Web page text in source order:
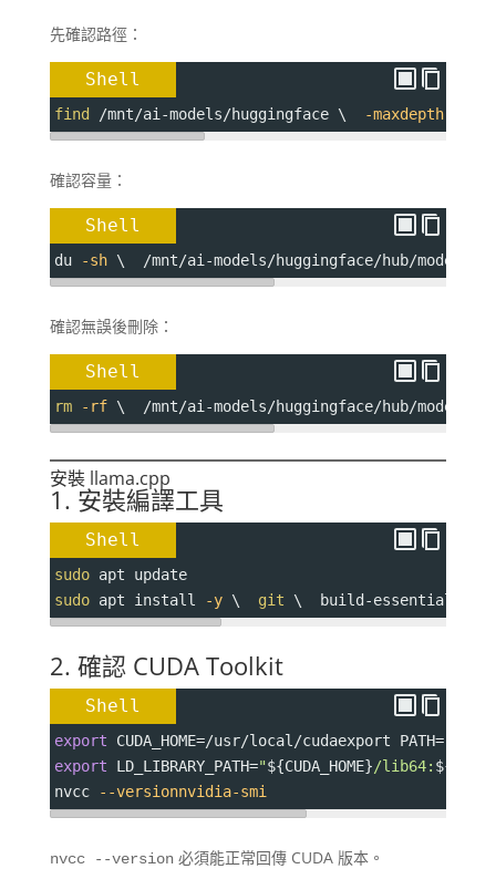
先確認路徑：
Shell
find /mnt/ai-models/huggingface \ -maxdepth
確認容量：
Shell
du -sh \  /mnt/ai-models/huggingface/hub/models--
確認無誤後刪除：
Shell
rm -rf \  /mnt/ai-models/huggingface/hub/models--
安裝 llama.cpp
1. 安裝編譯工具
Shell
sudo apt update
sudo apt install -y \ git \  build-essential \
2. 確認 CUDA Toolkit
Shell
export CUDA_HOME=/usr/local/cudaexport PATH="
export
LD_LIBRARY_PATH="${CUDA_HOME}/lib64:
nvcc
--versionnvidia-smi
nvcc --version必須能正常回傳 CUDA 版本。